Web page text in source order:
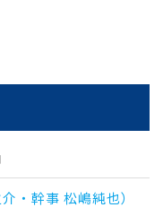
・幹事 松嶋純也）